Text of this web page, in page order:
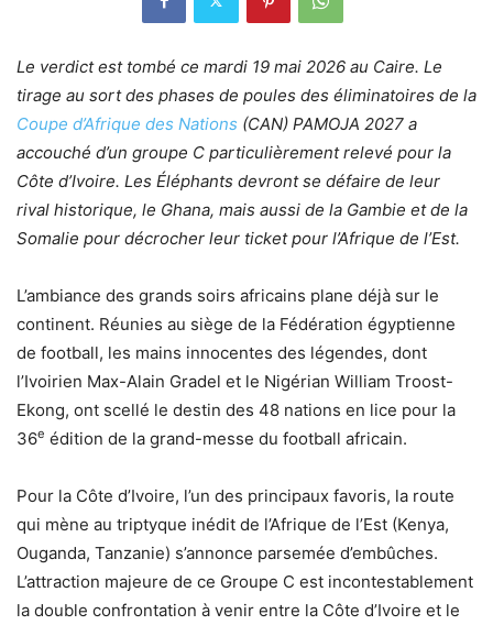
Le verdict est tombé ce mardi 19 mai 2026 au Caire. Le
tirage au sort des phases de poules des éliminatoires de la
Coupe d’Afrique des Nations (CAN) PAMOJA 2027 a
accouché d’un groupe C particulièrement relevé pour la
Côte d’Ivoire. Les Éléphants devront se défaire de leur
rival historique, le Ghana, mais aussi de la Gambie et de la
Somalie pour décrocher leur ticket pour l’Afrique de l’Est.
L’ambiance des grands soirs africains plane déjà sur le
continent. Réunies au siège de la Fédération égyptienne
de football, les mains innocentes des légendes, dont
l’Ivoirien Max-Alain Gradel et le Nigérian William Troost-
Ekong, ont scellé le destin des 48 nations en lice pour la
36e édition de la grand-messe du football africain.
Pour la Côte d’Ivoire, l’un des principaux favoris, la route
qui mène au triptyque inédit de l’Afrique de l’Est (Kenya,
Ouganda, Tanzanie) s’annonce parsemée d’embûches.
L’attraction majeure de ce Groupe C est incontestablement
la double confrontation à venir entre la Côte d’Ivoire et le